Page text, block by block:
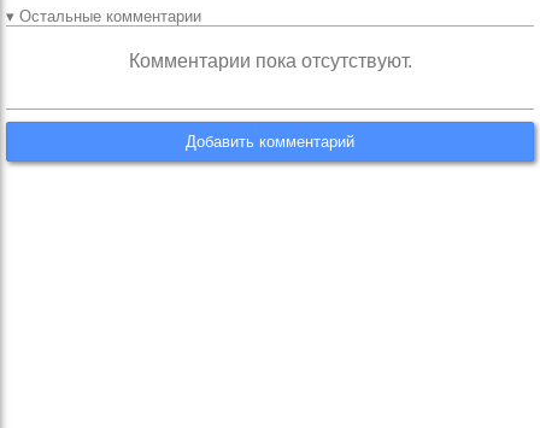
▾ Остальные комментарии
Комментарии пока отсутствуют.
Добавить комментарий